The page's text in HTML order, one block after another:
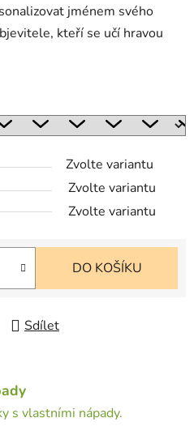
jménem svého
kteří se učí hravou
Zvolte variantu
Zvolte variantu
Zvolte variantu
DO KOŠÍKU
Sdílet
s vlastními nápady.